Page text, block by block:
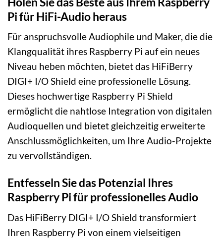
Pi für HiFi-Audio heraus
Für anspruchsvolle Audiophile und Maker, die die
Klangqualität ihres Raspberry Pi auf ein neues
Niveau heben möchten, bietet das HiFiBerry
DIGI+ I/O Shield eine professionelle Lösung.
Dieses hochwertige Raspberry Pi Shield
ermöglicht die nahtlose Integration von digitalen
Audioquellen und bietet gleichzeitig erweiterte
Anschlussmöglichkeiten, um Ihre Audio-Projekte
zu vervollständigen.
Entfesseln Sie das Potenzial Ihres
Raspberry Pi für professionelles Audio
Das HiFiBerry DIGI+ I/O Shield transformiert
Ihren Raspberry Pi von einem vielseitigen